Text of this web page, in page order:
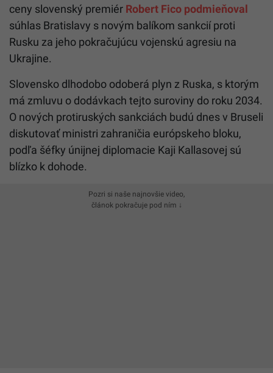
ceny slovenský premiér Robert Fico podmieňoval
súhlas Bratislavy s novým balíkom sankcií proti
Rusku za jeho pokračujúcu vojenskú agresiu na
Ukrajine.
Slovensko dlhodobo odoberá plyn z Ruska, s ktorým
má zmluvu o dodávkach tejto suroviny do roku 2034.
O nových protiruských sankciách budú dnes v Bruseli
diskutovať ministri zahraničia európskeho bloku,
podľa šéfky únijnej diplomacie Kaji Kallasovej sú
blízko k dohode.
Pozri si naše najnovšie video,
článok pokračuje pod ním ↓